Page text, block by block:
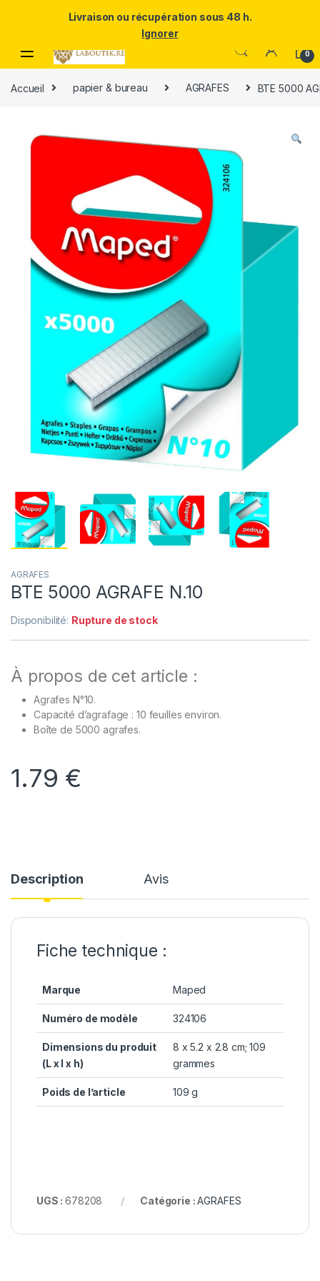
puissance et l'élégance du Samsung Galaxy S25 Ultra à prix réduit.
0
Accueil papier & bureau AGRAFES BTE 5000
AGRAFES
BTE 5000 AGRAFE N.10
Disponibilité: Rupture de stock
À propos de cet article :
Agrafes N°10.
Capacité d’agrafage : 10 feuilles environ.
Boîte de 5000 agrafes.
1.79 €
Description Avis
Fiche technique :
Marque Maped
Numéro de modèle 324106
Dimensions du produit
(L x l x h)
8 x 5.2 x 2.8 cm; 109
grammes
Poids de l’article 109 g
UGS :678208 Catégorie :AGRAFES
Livraison ou récupération sous 48 h.
Ignorer